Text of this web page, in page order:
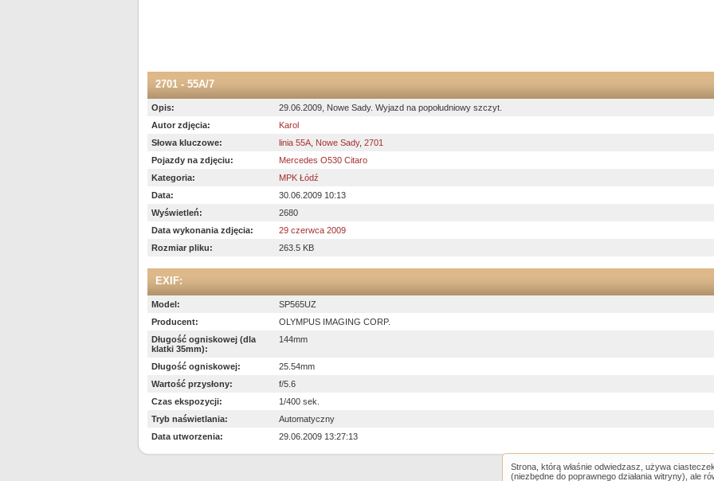
2701 - 55A/7
Opis:
29.06.2009, Nowe Sady. Wyjazd na popołudniowy szczyt.
Autor zdjęcia:
Karol
Słowa kluczowe:
linia 55A Nowe Sady, 2701
Pojazdy na zdjęciu:
Mercedes O530 Citaro
Kategoria:
MPK Łódź
Data:
30.06.2009 10:13
Wyświetleń:
2680
Data wykonania zdjęcia:
29 czerwca 2009
Rozmiar pliku:
263.5 KB
EXIF:
Model:
SP565UZ
Producent:
OLYMPUS IMAGING CORP.
Długość ogniskowej (dla
klatki 35mm):
144mm
Długość ogniskowej:
25.54mm
Wartość przysłony:
f/5.6
Czas ekspozycji:
1/400 sek.
Tryb naświetlania:
Automatyczny
Data utworzenia:
29.06.2009 13:27:13
Strona, którą właśnie odwiedzasz, używa
(niezbędne do poprawnego działania witryny), ale